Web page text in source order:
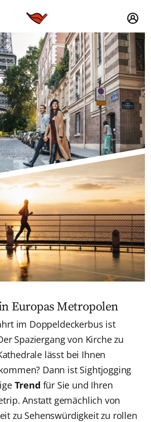
Europas Metropolen
im Doppeldeckerbus ist
Spaziergang von Kirche zu
lässt bei Ihnen
Dann ist Sightjogging
Trend für Sie und Ihren
Anstatt gemächlich von
zu Sehenswürdigkeit zu rollen